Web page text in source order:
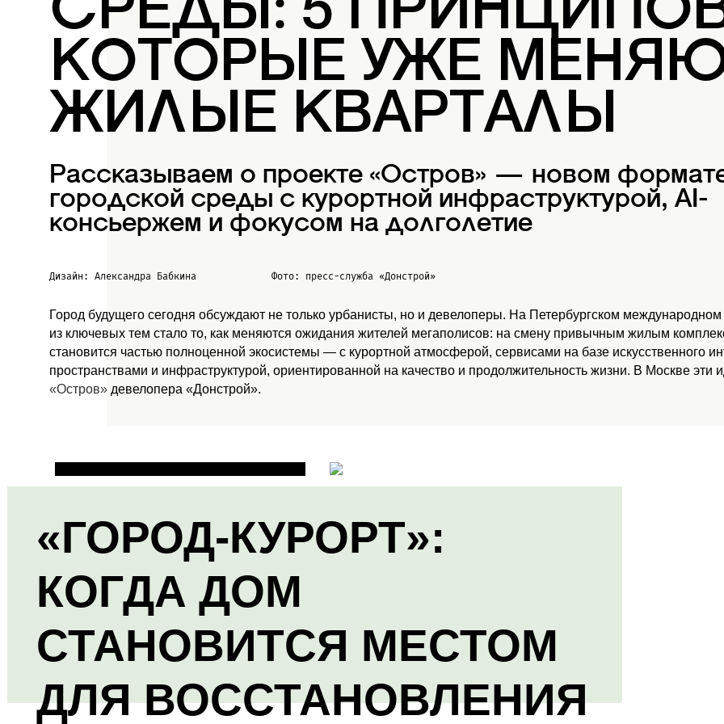
СРЕДЫ: 5
КОТОРЫЕ УЖЕ
ЖИЛЫЕ КВАРТАЛЫ
Рассказываем о проекте «Остров» — новом
городской среды с курортной инфраструктурой, AI-
консьержем и фокусом на долголетие
Дизайн: Александра Бабкина Фото: пресс-служба «Донстрой»
Город будущего сегодня обсуждают не только урбанисты, но и девелоперы. На Петербургском
из ключевых тем стало то, как меняются ожидания жителей мегаполисов: на смену привычным жилым
становится частью полноценной экосистемы — с курортной атмосферой, сервисами на базе искусственного
пространствами и инфраструктурой, ориентированной на качество и продолжительность жизни. В Москве
«Остров» девелопера «Донстрой».
«ГОРОД-КУРОРТ»:
КОГДА ДОМ
СТАНОВИТСЯ МЕСТОМ
ДЛЯ ВОССТАНОВЛЕНИЯ